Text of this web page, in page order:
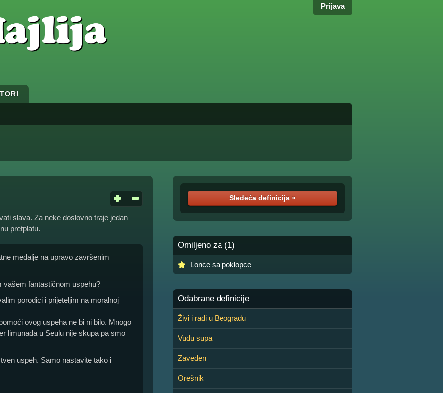
Prijava
slava. Za neke doslovno traje jedan
pretplatu.
medalje na upravo završenim
vašem fantastičnom uspehu?
porodici i prijeteljim na moralnoj
ovog uspeha ne bi ni bilo. Mnogo
limunada u Seulu nije skupa pa smo
uspeh. Samo nastavite tako i
Sledeća definicija »
Omiljeno za (1)
Lonce sa poklopce
Odabrane definicije
Živi i radi u Beogradu
Vudu supa
Zaveden
Orešnik